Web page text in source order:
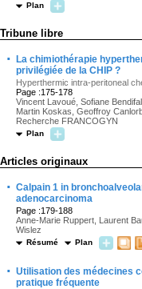
Plan
Tribune libre
·
La chimiothérapie
privilégiée de la CHIP ?
Hyperthermic intra-peritoneal
Page :175-178
Vincent Lavoué, Sofiane
Martin Koskas, Geoffroy
Recherche FRANCOGYN
Plan
Articles originaux
· Calpain 1 in
adenocarcinoma
Page :179-188
Anne-Marie Ruppert, Laurent
Wislez
Résumé Plan
· Utilisation des médecines
pratique fréquente